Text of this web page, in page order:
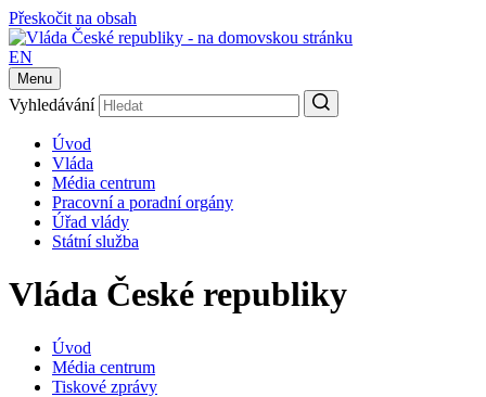
Přeskočit na obsah
EN
Menu
Vyhledávání
Úvod
Vláda
Média centrum
Pracovní a poradní orgány
Úřad vlády
Státní služba
Vláda České republiky
Úvod
Média centrum
Tiskové zprávy